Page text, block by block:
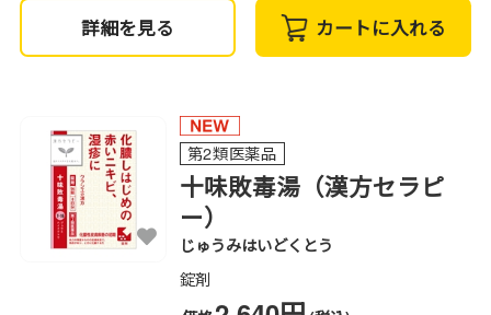
詳細を見る カートに入れる
第2類医薬品
十味敗毒湯（漢方セラピ
ー）
じゅうみはいどくとう
錠剤